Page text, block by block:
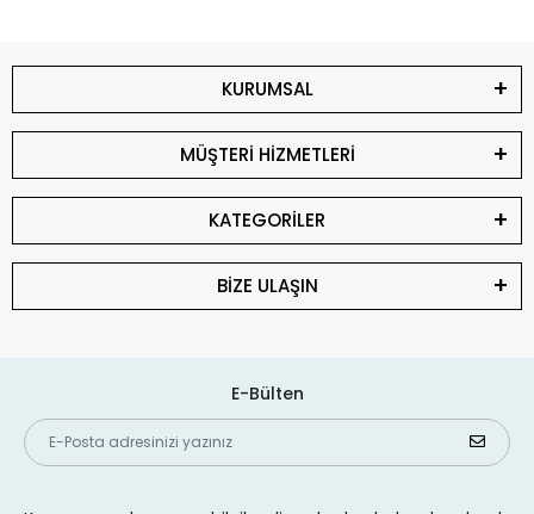
KURUMSAL
MÜŞTERİ HİZMETLERİ
KATEGORİLER
BİZE ULAŞIN
E-Bülten